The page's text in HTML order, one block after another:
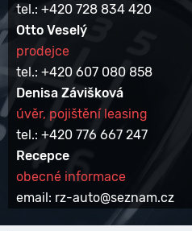
tel.: +420 728 834 420
Otto Veselý
prodejce
tel.: +420 607 080 858
Denisa Závišková
úvěr, pojištění leasing
tel.: +420 776 667 247
Recepce
obecné informace
email: rz-auto@seznam.cz